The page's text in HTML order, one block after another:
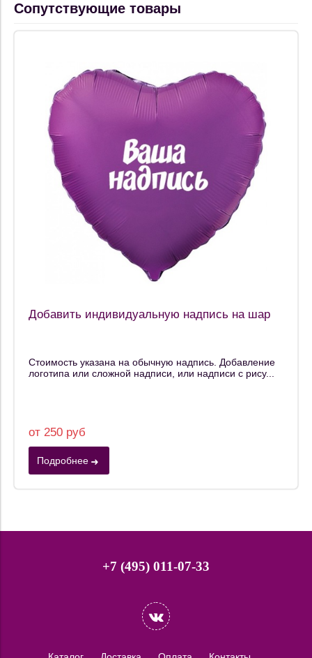
Сопутствующие товары
Добавить индивидуальную надпись на шар
Стоимость указана на обычную надпись. Добавление
логотипа или сложной надписи, или надписи с рису...
от 250 руб
Подробнее
+7 (495) 011-07-33